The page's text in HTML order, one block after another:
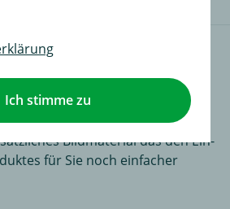
in verschiedenen
noch ergänzende
Bildmaterial das den Ein-
für Sie noch einfacher
Ich stimme zu